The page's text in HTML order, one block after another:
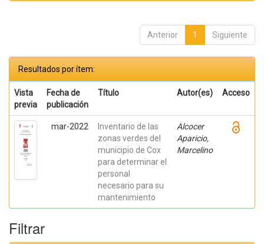
Anterior 1 Siguiente
Resultados por ítem:
Vista
previa
Fecha de
publicación
Título Autor(es) Acceso
mar-2022
Inventario de las
zonas verdes del
municipio de Cox
para determinar el
personal
necesario para su
mantenimiento
Alcocer
Aparicio,
Marcelino
Filtrar